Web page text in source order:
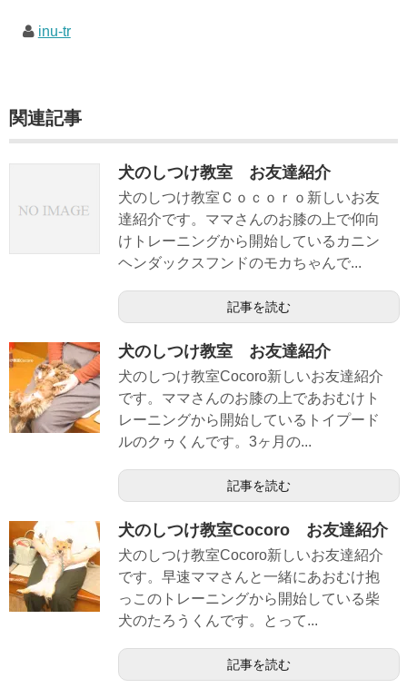
inu-tr
関連記事
犬のしつけ教室 お友達紹介
犬のしつけ教室Ｃｏｃｏｒｏ新しいお友
達紹介です。ママさんのお膝の上で仰向
けトレーニングから開始しているカニン
ヘンダックスフンドのモカちゃんで...
記事を読む
犬のしつけ教室 お友達紹介
犬のしつけ教室Cocoro新しいお友達紹介
です。ママさんのお膝の上であおむけト
レーニングから開始しているトイプード
ルのクゥくんです。3ヶ月の...
記事を読む
犬のしつけ教室Cocoro お友達紹介
犬のしつけ教室Cocoro新しいお友達紹介
です。早速ママさんと一緒にあおむけ抱
っこのトレーニングから開始している柴
犬のたろうくんです。とって...
記事を読む